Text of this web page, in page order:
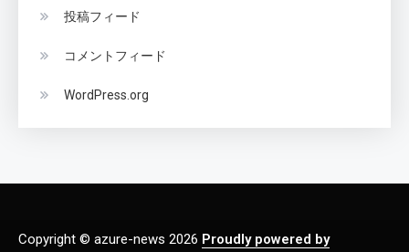
投稿フィード
コメントフィード
WordPress.org
Copyright © azure-news 2026 Proudly powered by